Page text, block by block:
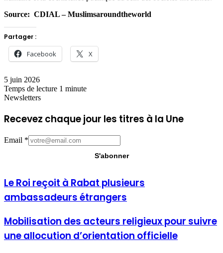
Source: CDIAL – Muslimsaroundtheworld
Partager :
Facebook X
5 juin 2026
Temps de lecture 1 minute
Newsletters
Recevez chaque jour les titres à la Une
Email *
S'abonner
Le
Roi
reçoit
Rabat
plusieurs
ambassadeurs
étrangers
Le Roi reçoit à Rabat plusieurs
ambassadeurs étrangers
Mobilisation
des
acteurs
Mobilisation des acteurs religieux pour suivre
une allocution d’orientation officielle